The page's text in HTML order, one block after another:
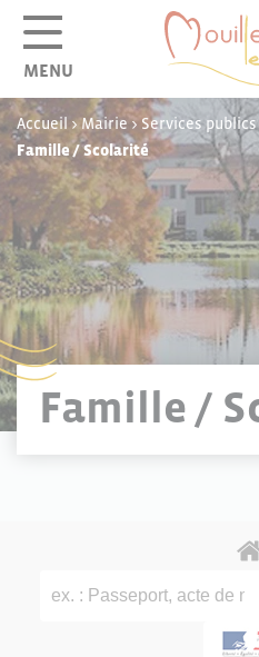
MENU
Accueil >Mairie> Services publics
Famille / Scolarité
Famille /
Panneau de gestion des cookies